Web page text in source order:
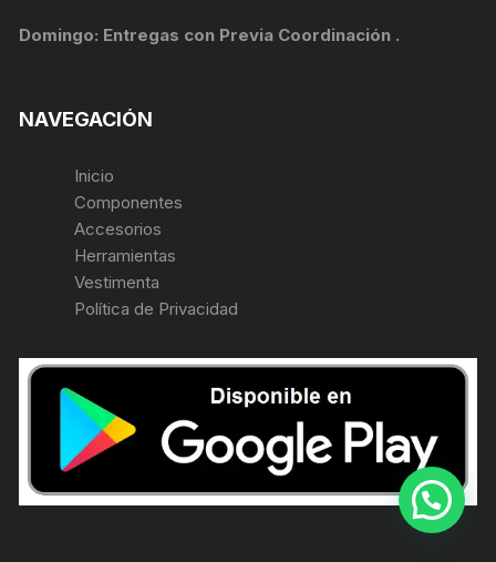
Domingo: Entregas con Previa Coordinación .
NAVEGACIÓN
Inicio
Componentes
Accesorios
Herramientas
Vestimenta
Política de Privacidad